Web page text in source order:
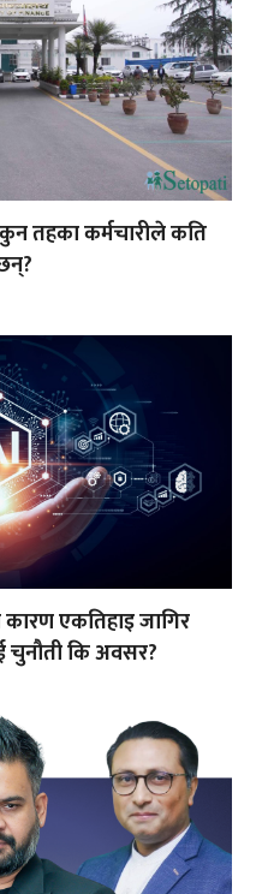
तहका कर्मचारीले कति
एकतिहाइ जागिर
चुनौती कि अवसर?